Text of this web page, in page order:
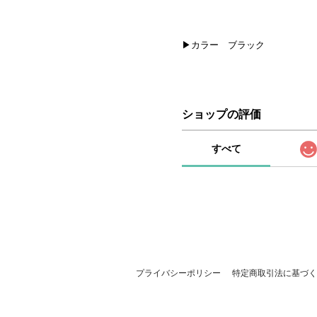
▶カラー ブラック
ショップの評価
すべて
プライバシーポリシー 特定商取引法に基づ